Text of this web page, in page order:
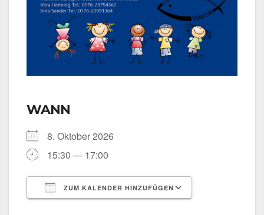
WANN
8. Okto­ber 2026
15:30 — 17:00
ZUM KALENDER HINZUFÜGEN